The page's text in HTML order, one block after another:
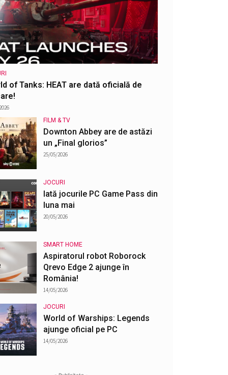
of Tanks: HEAT are dată oficială de
FILM & TV
Downton Abbey are de astăzi
un „Final glorios”
25/05/2026
JOCURI
Iată jocurile PC Game Pass din
luna mai
20/05/2026
SMART HOME
Aspiratorul robot Roborock
Qrevo Edge 2 ajunge în
România!
14/05/2026
JOCURI
World of Warships: Legends
ajunge oficial pe PC
14/05/2026